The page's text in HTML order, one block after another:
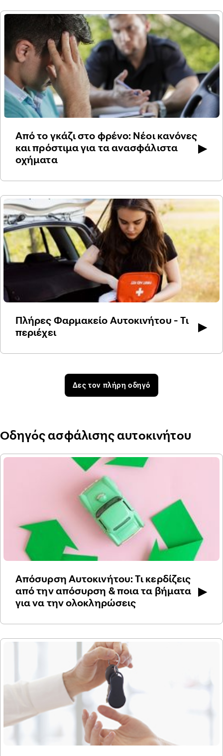
Από το γκάζι στο φρένο: Νέοι κανόνες
και πρόστιμα για τα ανασφάλιστα
οχήματα
▶
Πλήρες Φαρμακείο Αυτοκινήτου - Τι
περιέχει
▶
Δες τον πλήρη οδηγό
Οδηγός ασφάλισης αυτοκινήτου
Απόσυρση Αυτοκινήτου: Τι κερδίζεις
από την απόσυρση & ποια τα βήματα
για να την ολοκληρώσεις
▶